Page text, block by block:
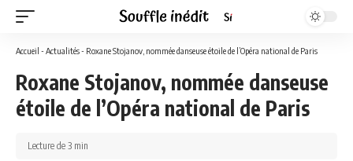
Accueil - Actualités- Roxane Stojanov, nommée danseuse étoile de l’Opéra national de Paris
Roxane Stojanov, nommée danseuse
étoile de l’Opéra national de Paris
Lecture de 3 min